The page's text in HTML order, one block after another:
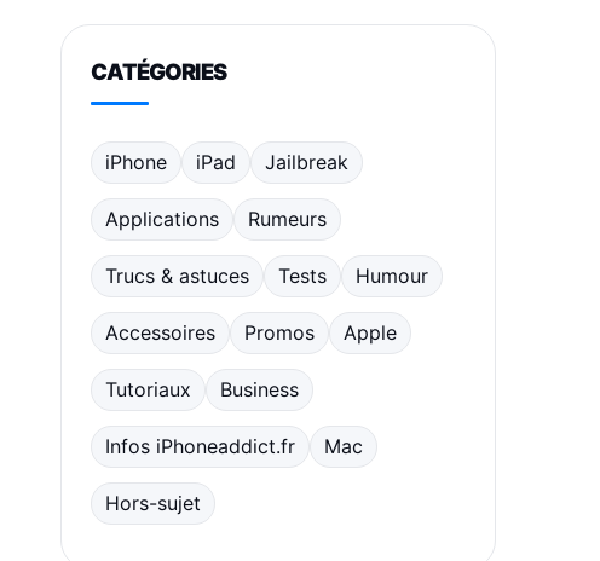
CATÉGORIES
iPhone iPad Jailbreak
Applications Rumeurs
Trucs & astuces Tests Humour
Accessoires Promos Apple
Tutoriaux Business
Infos iPhoneaddict.fr Mac
Hors-sujet